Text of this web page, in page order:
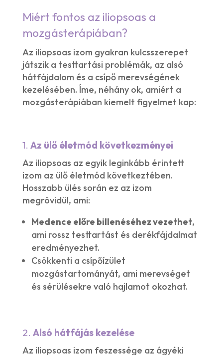
Miért fontos az iliopsoas a
mozgásterápiában?
Az iliopsoas izom gyakran kulcsszerepet
játszik a testtartási problémák, az alsó
hátfájdalom és a csípő merevségének
kezelésében. Íme, néhány ok, amiért a
mozgásterápiában kiemelt figyelmet kap:
1. Az ülő életmód következményei
Az iliopsoas az egyik leginkább érintett
izom az ülő életmód következtében.
Hosszabb ülés során ez az izom
megrövidül, ami:
Medence előre billenéséhez vezethet,
ami rossz testtartást és derékfájdalmat
eredményezhet.
Csökkenti a csípőízület
mozgástartományát, ami merevséget
és sérülésekre való hajlamot okozhat.
2. Alsó hátfájás kezelése
Az iliopsoas izom feszessége az ágyéki